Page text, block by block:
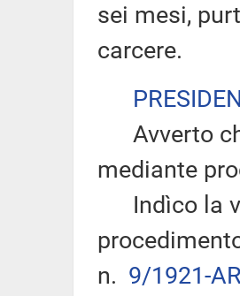
sei mesi,
carcere.
Avverto
mediante
Indìco la
n. 9/1921-